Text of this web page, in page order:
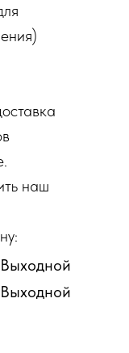
наш